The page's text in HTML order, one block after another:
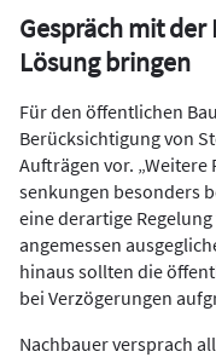
Gespräch mit
Lösung bringen
Für den öffentlichen
Berücksichtigung von
Aufträgen vor.
senkungen besonders
eine derartige
angemessen
hinaus sollten die
bei Verzögerungen
Nachbauer versprach